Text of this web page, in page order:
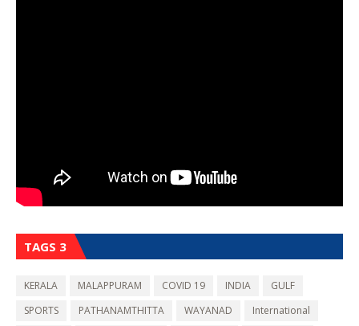
TAGS 3
KERALA MALAPPURAM COVID 19 INDIA
GULF
SPORTS
PATHANAMTHITTA WAYANAD
International